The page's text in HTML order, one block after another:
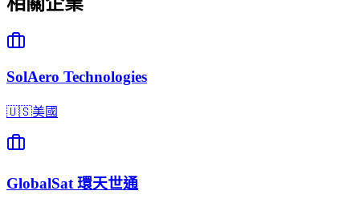
SolAero Technologies
🇺🇸美國
GlobalSat 環天世通